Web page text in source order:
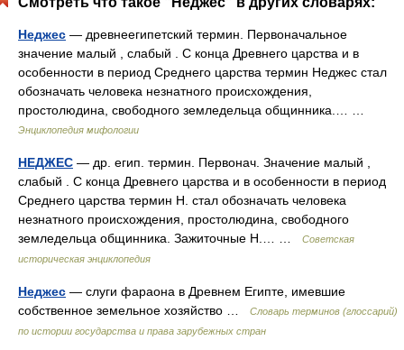
Неджес — древнеегипетский термин. Первоначальное
значение малый , слабый . С конца Древнего царства и в
особенности в период Среднего царства термин Неджес стал
обозначать человека незнатного происхождения,
простолюдина, свободного земледельца общинника.… …
Энциклопедия мифологии
НЕДЖЕС — др. егип. термин. Первонач. Значение малый ,
слабый . С конца Древнего царства и в особенности в период
Среднего царства термин Н. стал обозначать человека
незнатного происхождения, простолюдина, свободного
земледельца общинника. Зажиточные Н.… …
Советская
историческая энциклопедия
Неджес — слуги фараона в Древнем Египте, имевшие
собственное земельное хозяйство …
Словарь терминов (глоссарий)
по истории государства и права зарубежных стран